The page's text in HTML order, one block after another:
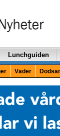
Lunchguiden
Väder